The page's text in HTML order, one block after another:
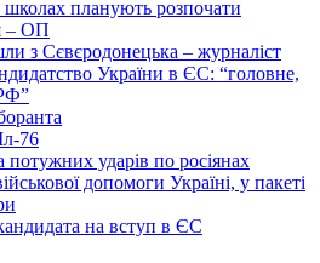
школах планують розпочати
– ОП
з Сєвєродонецька – журналіст
України в ЄС: “головне,
76
потужних ударів по росіянах
допомоги Україні, у пакеті
на вступ в ЄС